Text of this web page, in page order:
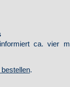
ca. vier
.